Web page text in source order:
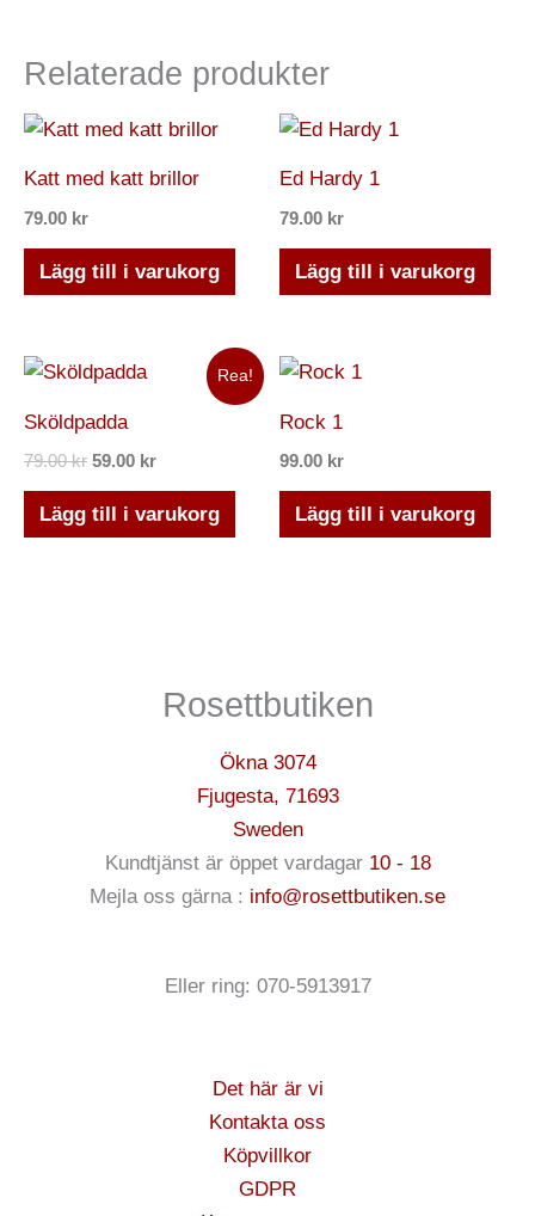
Relaterade produkter
Katt med katt brillor
79.00 kr
Lägg till i varukorg
Ed Hardy 1
79.00 kr
Lägg till i varukorg
Rea!
Sköldpadda
79.00kr
Det
ursprungliga
priset
var:
79.00 kr.
59.00 kr
nuvarande
59.00 kr.
Lägg till i varukorg
Rock 1
99.00 kr
Lägg till i varukorg
Rosettbutiken
Ökna 3074
Fjugesta, 71693
Sweden
Kundtjänst är öppet vardagar 10 - 18
Mejla oss gärna : info@rosettbutiken.se
Eller ring: 070-5913917
Det här är vi
Kontakta oss
Köpvillkor
GDPR